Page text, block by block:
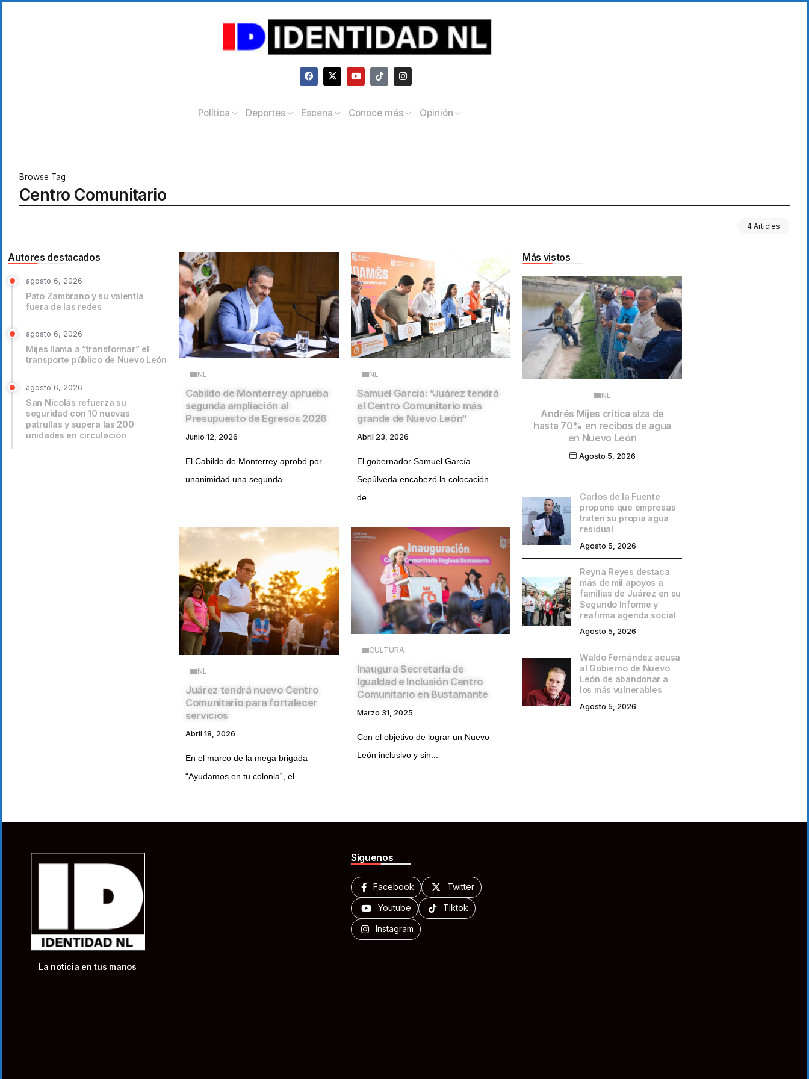
Política Deportes Escena Conoce más Opinión
Browse Tag
Centro Comunitario
4 Articles
Autores destacados
agosto 6, 2026
Pato Zambrano y su valentía
fuera de las redes
agosto 6, 2026
Mijes llama a “transformar” el
transporte público de Nuevo León
agosto 6, 2026
San Nicolás refuerza su
seguridad con 10 nuevas
patrullas y supera las 200
unidades en circulación
NL
Cabildo de Monterrey aprueba
segunda ampliación al
Presupuesto de Egresos 2026
Junio 12, 2026
El Cabildo de Monterrey aprobó por
unanimidad una segunda...
NL
Samuel García: “Juárez tendrá
el Centro Comunitario más
grande de Nuevo León“
Abril 23, 2026
El gobernador Samuel García
Sepúlveda encabezó la colocación
de...
NL
Juárez tendrá nuevo Centro
Comunitario para fortalecer
servicios
Abril 18, 2026
En el marco de la mega brigada
“Ayudamos en tu colonia”, el...
CULTURA
Inaugura Secretaría de
Igualdad e Inclusión Centro
Comunitario en Bustamante
Marzo 31, 2025
Con el objetivo de lograr un Nuevo
León inclusivo y sin...
Más vistos
NL
Andrés Mijes critica alza de
hasta 70% en recibos de agua
en Nuevo León
Agosto 5, 2026
Carlos de la Fuente
propone que empresas
traten su propia agua
residual
Agosto 5, 2026
Reyna Reyes destaca
más de mil apoyos a
familias de Juárez en su
Segundo Informe y
reafirma agenda social
Agosto 5, 2026
Waldo Fernández acusa
al Gobierno de Nuevo
León de abandonar a
los más vulnerables
Agosto 5, 2026
La noticia en tus manos
Síguenos
Facebook Twitter
Youtube Tiktok
Instagram